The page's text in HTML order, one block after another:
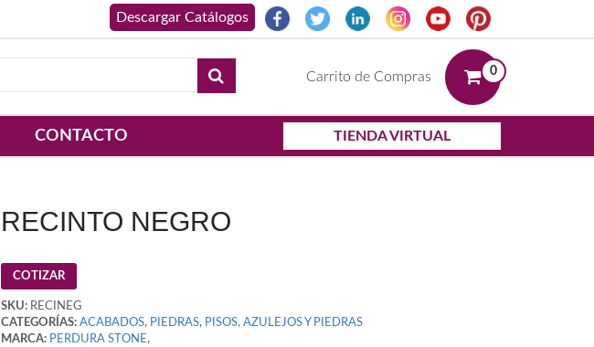
Carrito de Compras 0
CONTACTO TIENDA VIRTUAL
RECINTO NEGRO
COTIZAR
SKU:RECINEG
CATEGORÍAS: ACABADOS, PIEDRAS, PISOS, AZULEJOS Y PIEDRAS
MARCA: PERDURA STONE,